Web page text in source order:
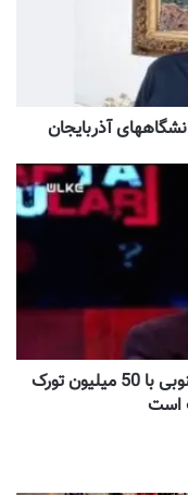
آذربایجان
مدیرمسئول تلویزیون ترکیه: آذربایجان جنوبی با 50 میلیون تورک
است